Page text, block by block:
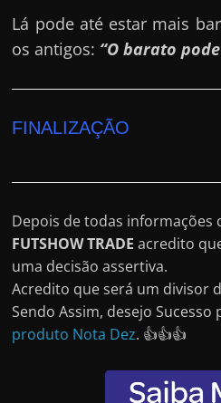
Lá pode até estar mais
os antigos: “O barato
FINALIZAÇÃO
Depois de todas informações
FUTSHOW TRADE acredito
uma decisão assertiva.
Acredito que será um divisor
Sendo Assim, desejo
produto Nota Dez. 👍👍👍